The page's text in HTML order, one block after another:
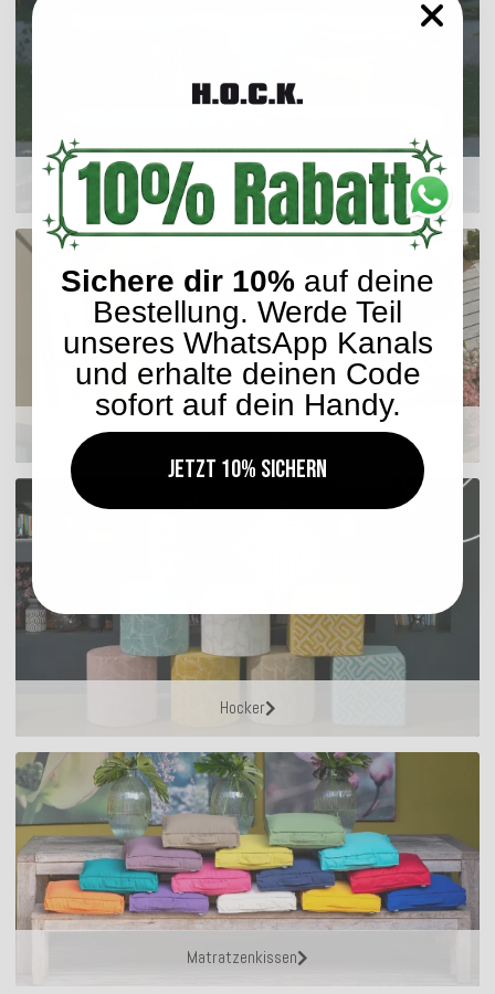
Outdoor Kissen
Sitzkissen
Hocker
Matratzenkissen
Sichere dir 10% auf deine
Bestellung. Werde Teil
unseres WhatsApp Kanals
und erhalte deinen Code
sofort auf dein Handy.
Jetzt 10% sichern